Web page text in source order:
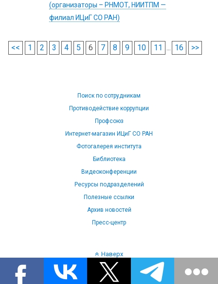
(организаторы – РНМОТ, НИИТПМ —
филиал ИЦиГ СО РАН)
<< 1 2 3 4 5 6 7 8 9 10 11 ... 16 >>
Поиск по сотрудникам
Противодействие коррупции
Профсоюз
Интернет-магазин ИЦиГ СО РАН
Фотогалерея института
Библиотека
Видеоконференции
Ресурсы подразделений
Полезные ссылки
Архив новостей
Пресс-центр
Наверх